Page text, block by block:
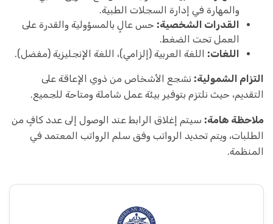
والمهارة في إدارة السجلات الطبية.
القدرات الشخصية: حس عالٍ بالمسؤولية والقدرة على
العمل تحت الضغط.
اللغات: اللغة العربية (إلزامي)، اللغة الإنجليزية (مفضل).
التزام الشمولية: نشجع الأشخاص من ذوي الإعاقة على
التقديم، حيث نلتزم بتوفير بيئة عمل شاملة ومتاحة للجميع.
ملاحظة هامة: سيتم إغلاق الرابط عند الوصول إلى عدد كافٍ من
الطلبات، ويتم تحديد الرواتب وفق سلم الرواتب المعتمد في
المنظمة.